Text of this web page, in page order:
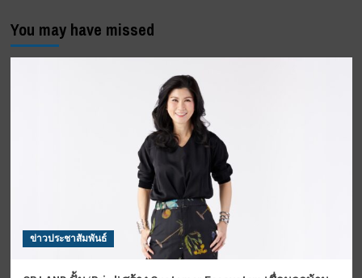
You may have missed
ข่าวประชาสัมพันธ์